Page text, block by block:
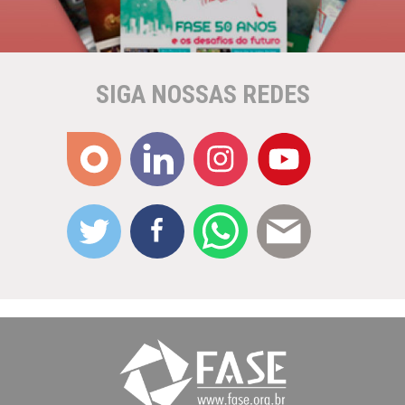
SIGA NOSSAS REDES